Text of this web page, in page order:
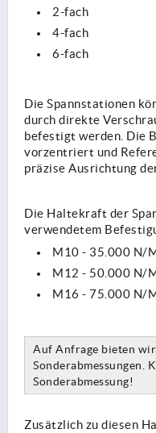
2-fach
4-fach
6-fach
Die Spannstationen
durch direkte
befestigt werden. Die
vorzentriert und
präzise Ausrichtung
Die Haltekraft der
verwendetem
M10 - 35.000 N/
M12 - 50.000 N/
M16 - 75.000 N/
Auf Anfrage bieten
Sonderabmessungen.
Sonderabmessung!
Zusätzlich zu diesen